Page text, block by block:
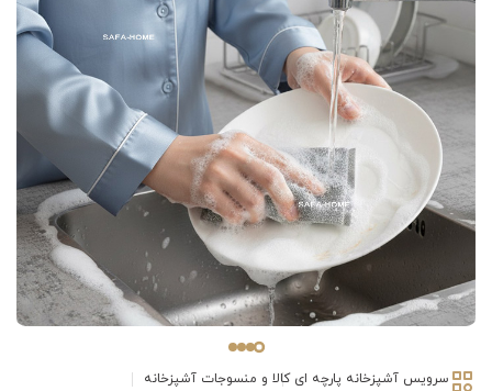
سرویس آشپزخانه پارچه ای کالا و منسوجات آشپزخانه